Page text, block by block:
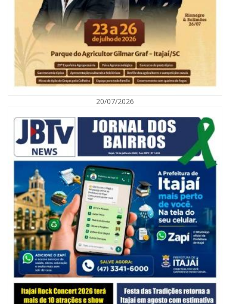
06/08/2026 | 10:04
Ação oferece testes rápidos para HIV, sífilis e hepatites nesta quinta (6) e
sexta-feira (7)
GERAL
06/08/2026 | 10:14
20/07/2026